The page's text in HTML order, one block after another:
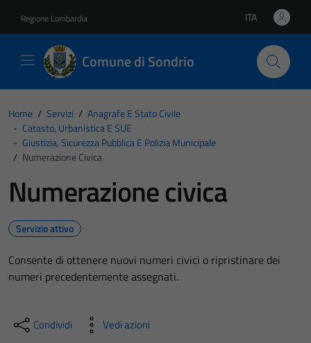
Regione Lombardia Lingua attiva:
ITA
Comune di Sondrio
Home / Servizi / Anagrafe E Stato Civile
- Catasto, Urbanistica E SUE
- Giustizia, Sicurezza Pubblica E Polizia Municipale
/ Numerazione Civica
Numerazione civica
Servizio attivo
Consente di ottenere nuovi numeri civici o ripristinare dei
numeri precedentemente assegnati.
Condividi Vedi azioni